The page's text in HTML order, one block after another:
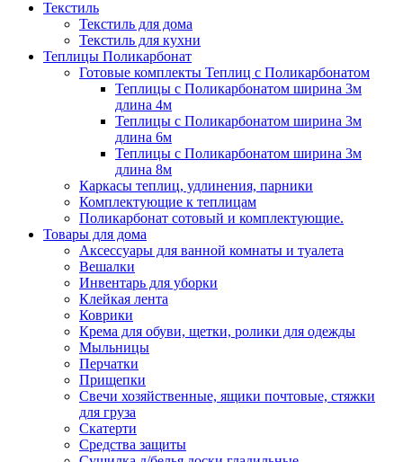
Текстиль
Текстиль для дома
Текстиль для кухни
Теплицы Поликарбонат
Готовые комплекты Теплиц с Поликарбонатом
Теплицы с Поликарбонатом ширина 3м
длина 4м
Теплицы с Поликарбонатом ширина 3м
длина 6м
Теплицы с Поликарбонатом ширина 3м
длина 8м
Каркасы теплиц, удлинения, парники
Комплектующие к теплицам
Поликарбонат сотовый и комплектующие.
Товары для дома
Аксессуары для ванной комнаты и туалета
Вешалки
Инвентарь для уборки
Клейкая лента
Коврики
Крема для обуви, щетки, ролики для одежды
Мыльницы
Перчатки
Прищепки
Свечи хозяйственные, ящики почтовые, стяжки
для груза
Скатерти
Средства защиты